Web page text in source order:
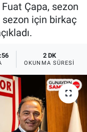
Çapa, sezon
için birkaç
2 DK
OKUNMA SÜRESI